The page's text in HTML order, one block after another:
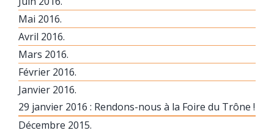
Mai 2016.
Avril 2016.
Mars 2016.
Février 2016.
Janvier 2016.
29 janvier 2016 : Rendons-nous à la Foire du Trône !
Décembre 2015.